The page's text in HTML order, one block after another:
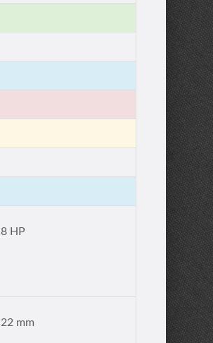
8 HP
22 mm